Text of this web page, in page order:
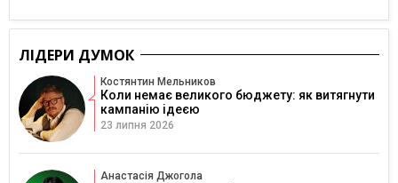
ЛІДЕРИ ДУМОК
Костянтин Мельников
Коли немає великого бюджету: як витягнути
кампанію ідеєю
23 липня 2026
Анастасія Джогола